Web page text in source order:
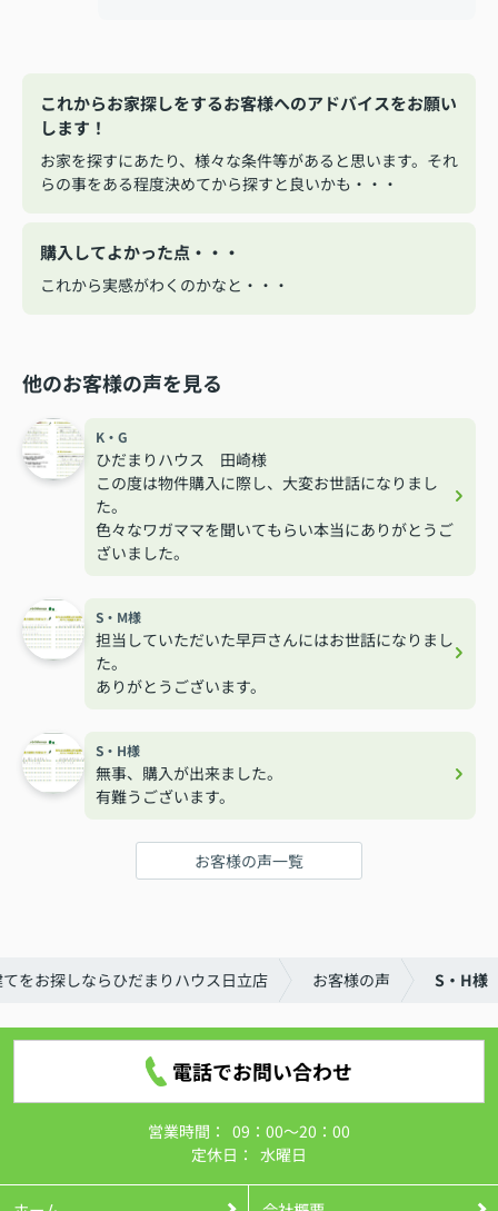
これからお家探しをするお客様へのアドバイスをお願い
します！
お家を探すにあたり、様々な条件等があると思います。それ
らの事をある程度決めてから探すと良いかも・・・
購入してよかった点・・・
これから実感がわくのかなと・・・
他のお客様の声を見る
K・G
ひだまりハウス 田崎様
この度は物件購入に際し、大変お世話になりまし
た。
色々なワガママを聞いてもらい本当にありがとうご
ざいました。
S・M様
担当していただいた早戸さんにはお世話になりまし
た。
ありがとうございます。
S・H様
無事、購入が出来ました。
有難うございます。
お客様の声一覧
をお探しならひだまりハウス日立店 お客様の声 S・H様
電話でお問い合わせ
営業時間： 09：00～20：00
定休日： 水曜日